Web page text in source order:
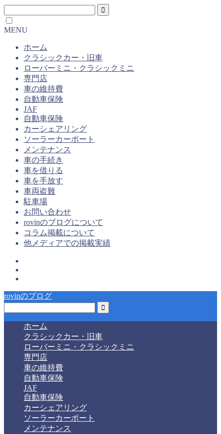
MENU
ホーム
クラシックカー・旧車
ローバーミニ・クラシックミニ
専門店
車の維持費
自動車保険
JAF
自動車保険
カーシェアリング
ソーラーカーポート
メンテナンス
車の手続き
車を借りる
車を手放す
車両盗難
駐車場
お問い合わせ
rovinのブログについて
コラム掲載について
他メディアでの掲載実績
rovinのブログ
ホーム
クラシックカー・旧車
ローバーミニ・クラシックミニ
専門店
車の維持費
自動車保険
JAF
自動車保険
カーシェアリング
ソーラーカーポート
メンテナンス